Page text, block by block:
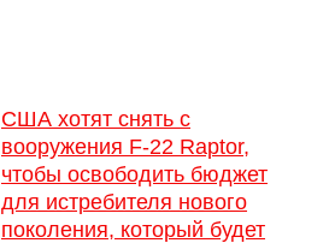
США хотят снять с
вооружения F-22 Raptor,
чтобы освободить бюджет
для истребителя нового
поколения, который будет